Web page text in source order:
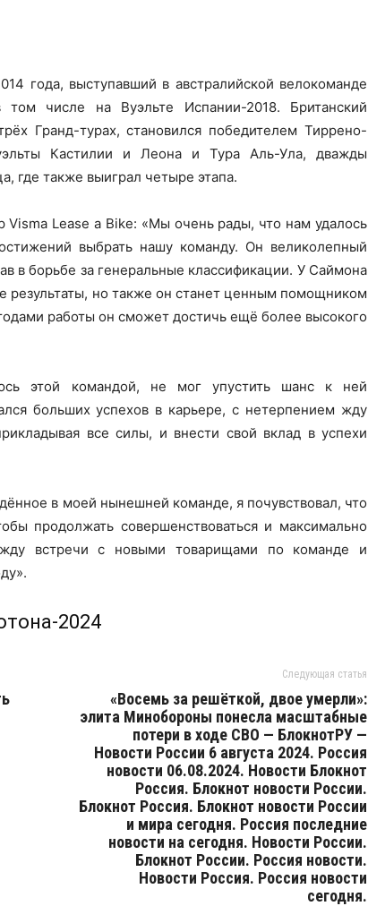
года, выступавший в австралийской велокоманде
числе на Вуэльте Испании-2018. Британский
Гранд-турах, становился победителем Тиррено-
Кастилии и Леона и Тура Аль-Ула, дважды
где также выиграл четыре этапа.
Visma Lease a Bike: «Мы очень рады, что нам удалось
выбрать нашу команду. Он великолепный
в борьбе за генеральные классификации. У Саймона
результаты, но также он станет ценным помощником
работы он сможет достичь ещё более высокого
этой командой, не мог упустить шанс к ней
больших успехов в карьере, с нетерпением жду
все силы, и внести свой вклад в успехи
в моей нынешней команде, я почувствовал, что
продолжать совершенствоваться и максимально
встречи с новыми товарищами по команде и
2024
Следующая статья
«Восемь за решёткой, двое умерли»:
элита Минобороны понесла масштабные
потери в ходе СВО — БлокнотРУ —
Новости России 6 августа 2024. Россия
новости 06.08.2024. Новости Блокнот
Россия. Блокнот новости России.
Блокнот Россия. Блокнот новости России
и мира сегодня. Россия последние
новости на сегодня. Новости России.
Блокнот России. Россия новости.
Новости Россия. Россия новости
сегодня.